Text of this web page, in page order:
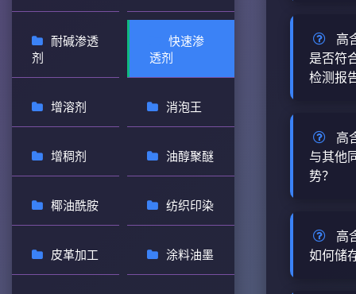
耐碱渗透
剂
快速渗
透剂
增溶剂 消泡王
增稠剂 油醇聚醚
椰油酰胺 纺织印染
皮革加工 涂料油墨
可分为
1. 渗透
是否合
量，价
方渠道
量快速
域应用
用的是
模式，
高
是否符
检测报
规范处
“绿色化
化的趋
产品。
批次产
高
与其他
势？
渗透剂
核心优
高
如何储